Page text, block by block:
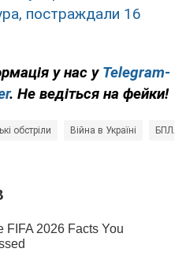
постраждали 16
у нас у Telegram-
. Не ведіться на фейки!
обстріли Війна в Україні БПЛА